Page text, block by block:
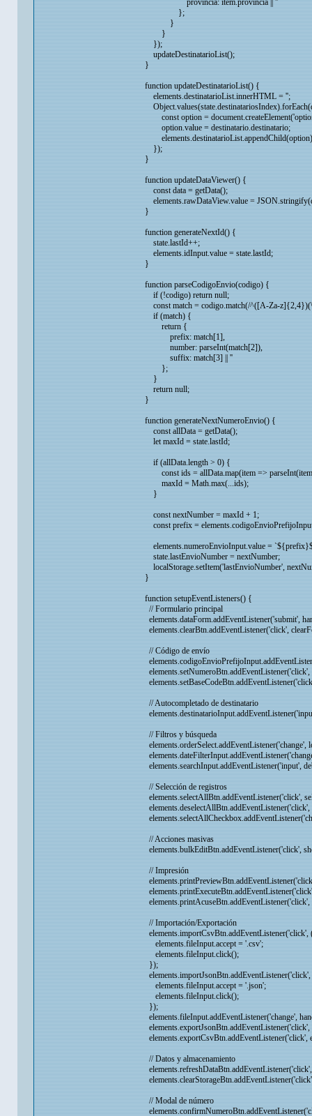
provincia: item.provincia || ''
};
}
}
});
updateDestinatarioList();
}
function updateDestinatarioList() {
elements.destinatarioList.innerHTML = '';
const option =
option.value = destinatario.destinatario;
});
}
function updateDataViewer() {
const data = getData();
elements.rawDataView.value =
}
function generateNextId() {
state.lastId++;
elements.idInput.value = state.lastId;
}
function parseCodigoEnvio(codigo) {
if (!codigo) return null;
const match = codigo.match(/^([A-Za-
if (match) {
return {
prefix: match[1],
number: parseInt(match[2]),
suffix: match[3] || ''
};
}
return null;
}
function generateNextNumeroEnvio() {
const allData = getData();
let maxId = state.lastId;
if (allData.length > 0) {
const ids = allData.map(item =>
maxId = Math.max(...ids);
}
const nextNumber = maxId + 1;
const prefix =
elements.numeroEnvioInput.value =
state.lastEnvioNumber = nextNumber;
localStorage.setItem('lastEnvioNumber',
}
function setupEventListeners() {
// Formulario principal
elements.dataForm.addEventListener('submit',
elements.clearBtn.addEventListener('click',
// Código de envío
elements.setNumeroBtn.addEventListener('click',
// Autocompletado de destinatario
// Filtros y búsqueda
elements.orderSelect.addEventListener('change',
elements.searchInput.addEventListener('input',
// Selección de registros
elements.selectAllBtn.addEventListener('click',
elements.deselectAllBtn.addEventListener('click',
// Acciones masivas
elements.bulkEditBtn.addEventListener('click',
// Impresión
elements.printAcuseBtn.addEventListener('click',
// Importación/Exportación
elements.importCsvBtn.addEventListener('click',
elements.fileInput.accept = '.csv';
elements.fileInput.click();
});
elements.fileInput.accept = '.json';
elements.fileInput.click();
});
elements.fileInput.addEventListener('change',
elements.exportJsonBtn.addEventListener('click',
elements.exportCsvBtn.addEventListener('click',
// Datos y almacenamiento
elements.refreshDataBtn.addEventListener('click',
// Modal de número